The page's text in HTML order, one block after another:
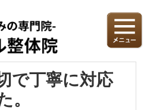
で丁寧に対応
。